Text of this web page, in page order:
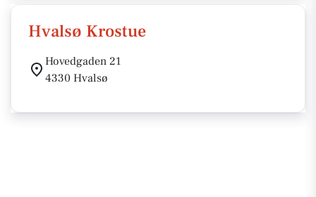
Hvalsø Krostue
Hovedgaden 21
4330 Hvalsø